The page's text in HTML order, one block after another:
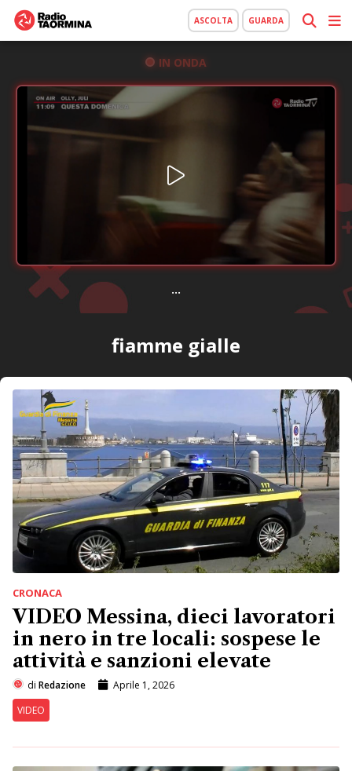
ASCOLTA GUARDA
IN ONDA
...
fiamme gialle
CRONACA
VIDEO Messina, dieci lavoratori
in nero in tre locali: sospese le
attività e sanzioni elevate
di Redazione
Aprile 1, 2026
VIDEO